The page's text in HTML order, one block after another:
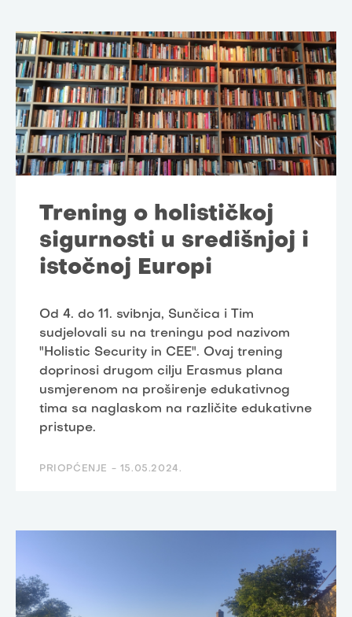
Trening o holističkoj
sigurnosti u središnjoj i
istočnoj Europi
Od 4. do 11. svibnja, Sunčica i Tim
sudjelovali su na treningu pod nazivom
"Holistic Security in CEE". Ovaj trening
doprinosi drugom cilju Erasmus plana
usmjerenom na proširenje edukativnog
tima sa naglaskom na različite edukativne
pristupe.
PRIOPĆENJE - 15.05.2024.